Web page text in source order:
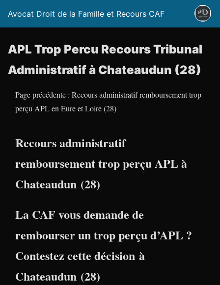
Avocat Droit de la Famille et Recours CAF
APL Trop Percu Recours Tribunal
Administratif à Chateaudun (28)
Page précédente : Recours administratif remboursement trop
perçu APL en Eure et Loire (28)
Recours administratif
remboursement trop perçu APL à
Chateaudun (28)
La CAF vous demande de
rembourser un trop perçu d’APL ?
Contestez cette décision à
Chateaudun (28)